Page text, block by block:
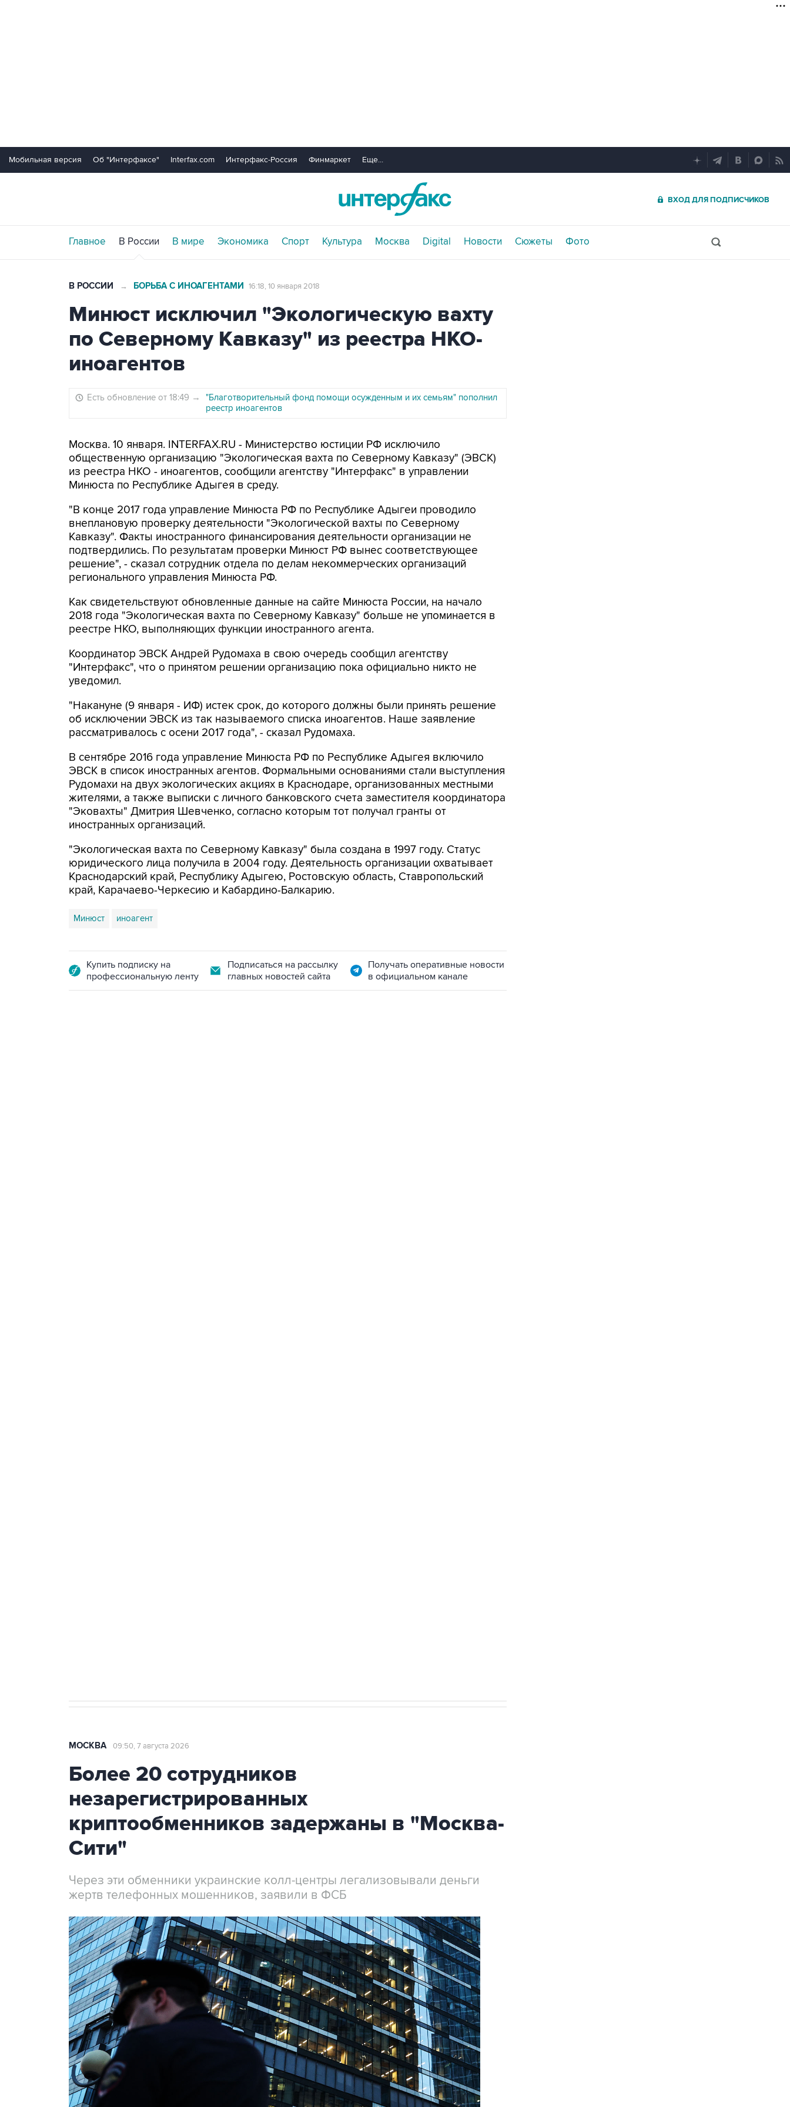
Мобильная версия Об "Интерфаксе" Interfax.com Интерфакс-Россия Финмаркет Еще...
ВХОД ДЛЯ ПОДПИСЧИКОВ
Главное В России В мире Экономика Спорт Культура Москва Digital Новости Сюжеты Фото
В РОССИИ → БОРЬБА С ИНОАГЕНТАМИ 16:18, 10 января 2018
Минюст исключил "Экологическую вахту
по Северному Кавказу" из реестра НКО-
иноагентов
Есть обновление от 18:49 →
"Благотворительный фонд помощи осужденным и их семьям" пополнил
реестр иноагентов
Москва. 10 января. INTERFAX.RU - Министерство юстиции РФ исключило
общественную организацию "Экологическая вахта по Северному Кавказу" (ЭВСК)
из реестра НКО - иноагентов, сообщили агентству "Интерфакс" в управлении
Минюста по Республике Адыгея в среду.
"В конце 2017 года управление Минюста РФ по Республике Адыгеи проводило
внеплановую проверку деятельности "Экологической вахты по Северному
Кавказу". Факты иностранного финансирования деятельности организации не
подтвердились. По результатам проверки Минюст РФ вынес соответствующее
решение", - сказал сотрудник отдела по делам некоммерческих организаций
регионального управления Минюста РФ.
Как свидетельствуют обновленные данные на сайте Минюста России, на начало
2018 года "Экологическая вахта по Северному Кавказу" больше не упоминается в
реестре НКО, выполняющих функции иностранного агента.
Координатор ЭВСК Андрей Рудомаха в свою очередь сообщил агентству
"Интерфакс", что о принятом решении организацию пока официально никто не
уведомил.
"Накануне (9 января - ИФ) истек срок, до которого должны были принять решение
об исключении ЭВСК из так называемого списка иноагентов. Наше заявление
рассматривалось с осени 2017 года", - сказал Рудомаха.
В сентябре 2016 года управление Минюста РФ по Республике Адыгея включило
ЭВСК в список иностранных агентов. Формальными основаниями стали выступления
Рудомахи на двух экологических акциях в Краснодаре, организованных местными
жителями, а также выписки с личного банковского счета заместителя координатора
"Эковахты" Дмитрия Шевченко, согласно которым тот получал гранты от
иностранных организаций.
"Экологическая вахта по Северному Кавказу" была создана в 1997 году. Статус
юридического лица получила в 2004 году. Деятельность организации охватывает
Краснодарский край, Республику Адыгею, Ростовскую область, Ставропольский
край, Карачаево-Черкесию и Кабардино-Балкарию.
Минюст иноагент
Купить подписку на
профессиональную ленту
Подписаться на рассылку
главных новостей сайта
Получать оперативные новости
в официальном канале
МОСКВА 09:50, 7 августа 2026
Более 20 сотрудников
незарегистрированных
криптообменников задержаны в "Москва-
Сити"
Через эти обменники украинские колл-центры легализовывали деньги
жертв телефонных мошенников, заявили в ФСБ